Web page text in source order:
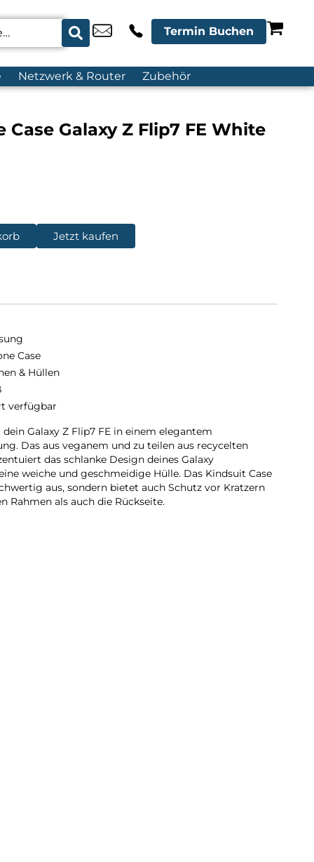
Termin Buchen
Netzwerk & Router Zubehör
Case Galaxy Z Flip7 FE White
Jetzt kaufen
Case
& Hüllen
verfügbar
Galaxy Z Flip7 FE in einem elegantem
Das aus veganem und zu teilen aus recycelten
das schlanke Design deines Galaxy
weiche und geschmeidige Hülle. Das Kindsuit Case
aus, sondern bietet auch Schutz vor Kratzern
Rahmen als auch die Rückseite.